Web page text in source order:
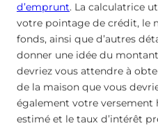
d’emprunt. La calculatrice
votre pointage de crédit, le
fonds, ainsi que d’autres
donner une idée du
devriez vous attendre à
de la maison que vous
également votre versement
estimé et le taux d’intérêt